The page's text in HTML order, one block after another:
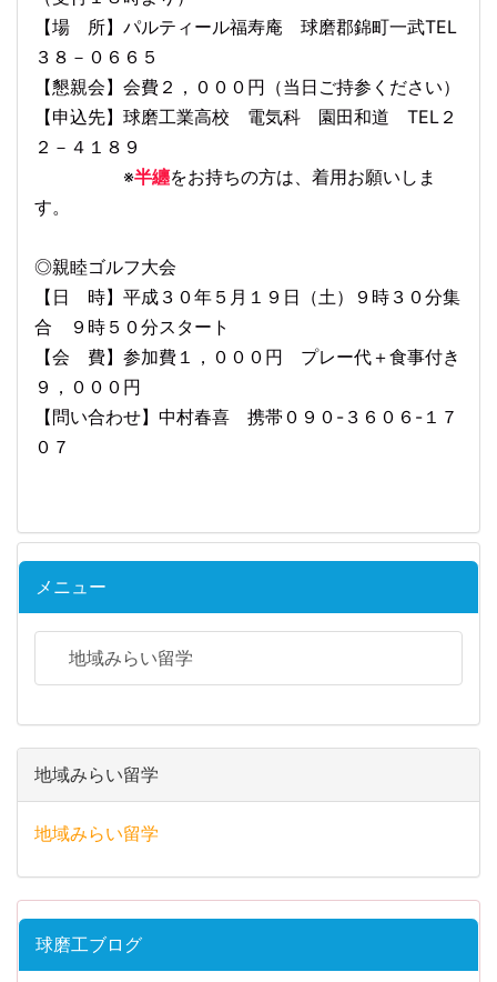
【場 所】パルティール福寿庵 球磨郡錦町一武TEL
３８－０６６５
【懇親会】会費２，０００円（当日ご持参ください）
【申込先】球磨工業高校 電気科 園田和道 TEL２
２－４１８９
※半纏をお持ちの方は、着用お願いしま
す。
◎親睦ゴルフ大会
【日 時】平成３０年５月１９日（土）９時３０分集
合 ９時５０分スタート
【会 費】参加費１，０００円 プレー代＋食事付き
９，０００円
【問い合わせ】中村春喜 携帯０９０-３６０６-１７
０７
メニュー
地域みらい留学
地域みらい留学
地域みらい留学
球磨工ブログ